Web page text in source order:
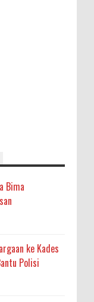
Bima
ke Kades
Polisi